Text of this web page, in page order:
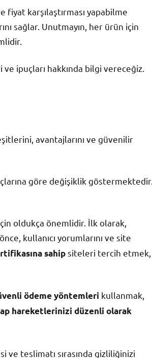
karşılaştırması yapabilme
sağlar. Unutmayın, her ürün için
ipuçları hakkında bilgi vereceğiz.
avantajlarını ve güvenilir
göre değişiklik göstermektedir.
oldukça önemlidir. İlk olarak,
kullanıcı yorumlarını ve site
sahipsiteleri tercih etmek,
ödeme yöntemleri kullanmak,
hareketlerinizi düzenli olarak
ve teslimatı sırasında gizliliğinizi